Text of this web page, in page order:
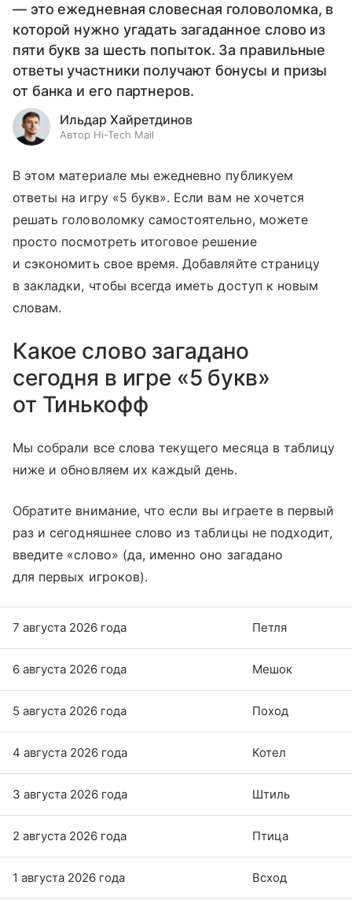
— это ежедневная словесная головоломка, в
которой нужно угадать загаданное слово из
пяти букв за шесть попыток. За правильные
ответы участники получают бонусы и призы
от банка и его партнеров.
Ильдар Хайретдинов
Автор Hi-Tech Mail
В этом материале мы ежедневно публикуем
ответы на игру «5 букв». Если вам не хочется
решать головоломку самостоятельно, можете
просто посмотреть итоговое решение
и сэкономить свое время. Добавляйте страницу
в закладки, чтобы всегда иметь доступ к новым
словам.
Какое слово загадано
сегодня в игре «5 букв»
от Тинькофф
Мы собрали все слова текущего месяца в таблицу
ниже и обновляем их каждый день.
Обратите внимание, что если вы играете в первый
раз и сегодняшнее слово из таблицы не подходит,
введите «слово» (да, именно оно загадано
для первых игроков).
7 августа 2026 года Петля
6 августа 2026 года Мешок
5 августа 2026 года Поход
4 августа 2026 года Котел
3 августа 2026 года Штиль
2 августа 2026 года Птица
1 августа 2026 года Всход